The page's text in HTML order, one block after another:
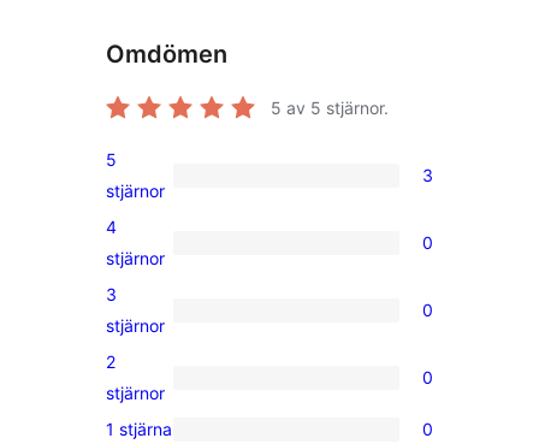
Omdömen
5 av 5 stjärnor.
3
5-
stjärniga
5
stjärnor
3
0
4-
stjärniga
4
stjärnor
0
0
3-
stjärniga
3
stjärnor
0
0
2-
2
stjärnor
0
1 stjärna 0